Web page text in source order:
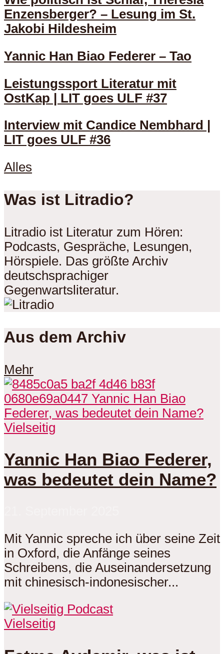
Enzensberger? – Lesung im St.
Jakobi Hildesheim
Yannic Han Biao Federer – Tao
Leistungssport Literatur mit
OstKap | LIT goes ULF #37
Interview mit Candice Nembhard |
LIT goes ULF #36
Alles
Was ist Litradio?
Litradio ist Literatur zum Hören:
Podcasts, Gespräche, Lesungen,
Hörspiele. Das größte Archiv
deutschsprachiger
Gegenwartsliteratur.
Aus dem Archiv
Mehr
Vielseitig
Yannic Han Biao Federer,
was bedeutet dein Name?
Mit Yannic spreche ich über seine Zeit
in Oxford, die Anfänge seines
Schreibens, die Auseinandersetzung
mit chinesisch-indonesischer...
Vielseitig